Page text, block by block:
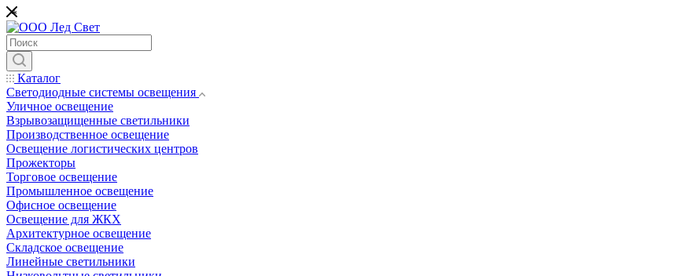
Каталог
Светодиодные системы освещения
Уличное освещение
Взрывозащищенные светильники
Производственное освещение
Освещение логистических центров
Прожекторы
Торговое освещение
Промышленное освещение
Офисное освещение
Освещение для ЖКХ
Архитектурное освещение
Складское освещение
Линейные светильники
*